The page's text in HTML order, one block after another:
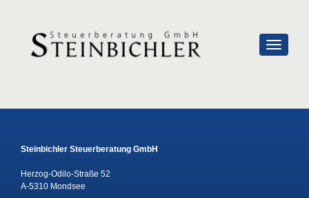
Steinbichler Steuerberatung GmbH
Herzog-Odilo-Straße 52
A-5310 Mondsee